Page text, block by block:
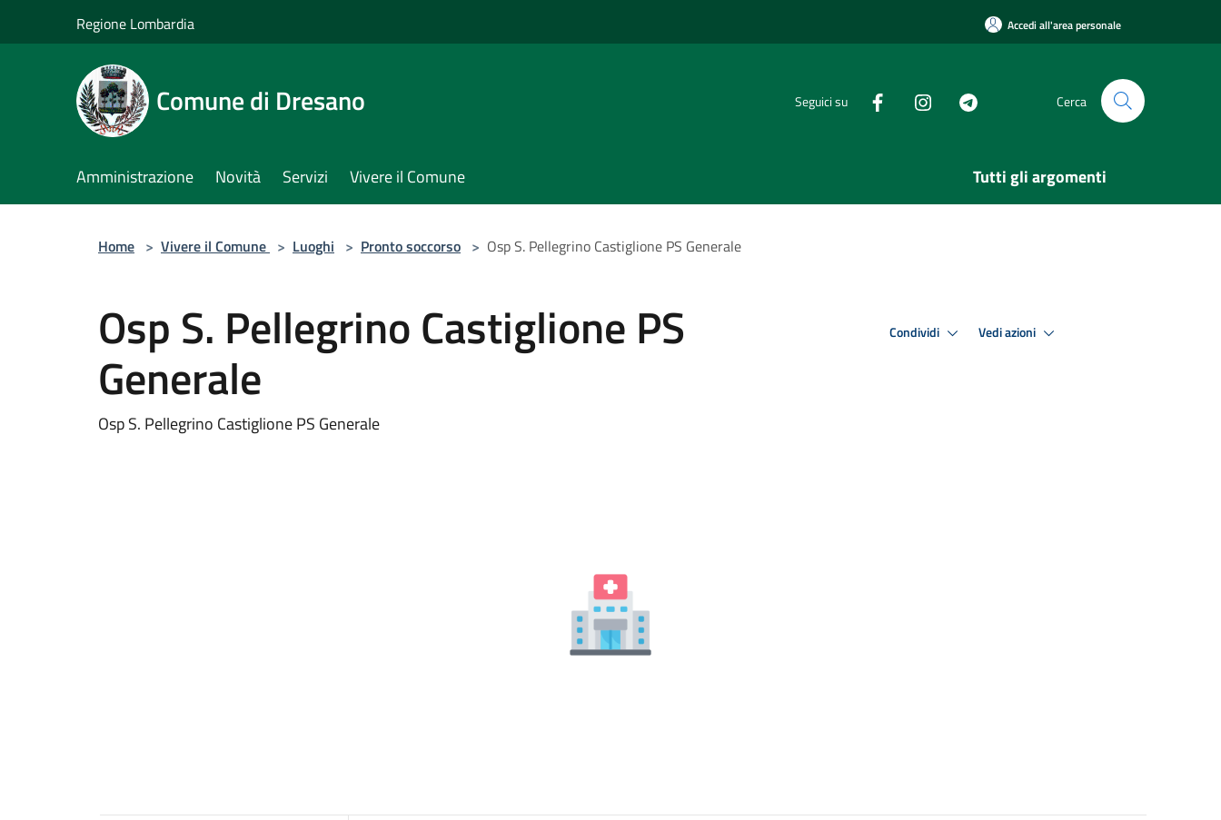
Regione Lombardia Accedi all'area personale
Comune di Dresano Seguici su Cerca
Amministrazione Novità Servizi Vivere il Comune Tutti gli argomenti
Home > Vivere il Comune > Luoghi > Pronto soccorso > Osp S. Pellegrino Castiglione PS Generale
Osp S. Pellegrino Castiglione PS
Generale
Osp S. Pellegrino Castiglione PS Generale
Condividi Vedi azioni